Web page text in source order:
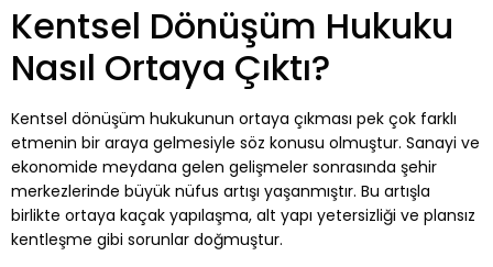
Kentsel Dönüşüm Hukuku
Nasıl Ortaya Çıktı?
Kentsel dönüşüm hukukunun ortaya çıkması pek çok farklı
etmenin bir araya gelmesiyle söz konusu olmuştur. Sanayi ve
ekonomide meydana gelen gelişmeler sonrasında şehir
merkezlerinde büyük nüfus artışı yaşanmıştır. Bu artışla
birlikte ortaya kaçak yapılaşma, alt yapı yetersizliği ve plansız
kentleşme gibi sorunlar doğmuştur.